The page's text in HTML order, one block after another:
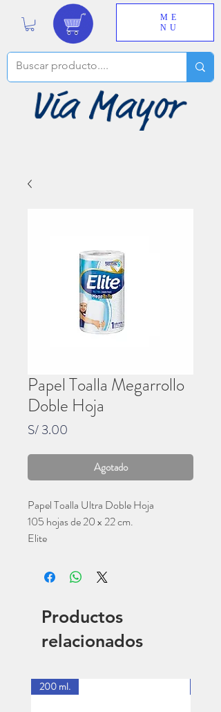
ME
NU
Papel Toalla Megarrollo
Doble Hoja
S/ 3.00
Agotado
Papel Toalla Ultra Doble Hoja
105 hojas de 20 x 22 cm.
Elite
Productos
relacionados
200 ml.